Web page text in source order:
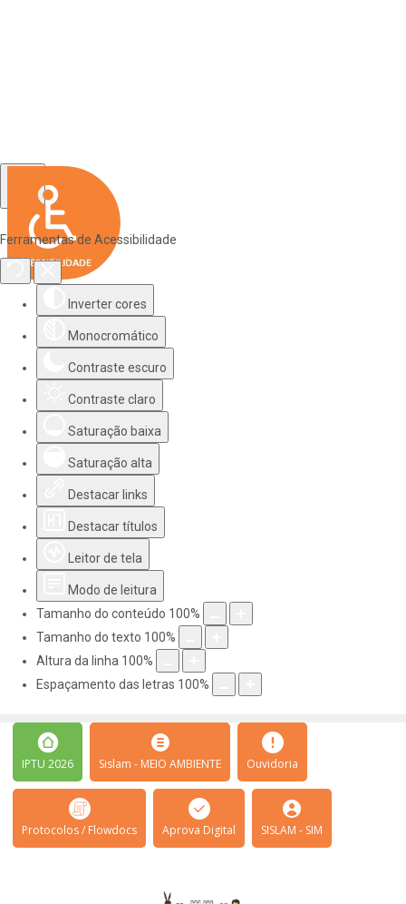
Ferramentas de Acessibilidade
Inverter cores
Monocromático
Contraste escuro
Contraste claro
Saturação baixa
Saturação alta
Destacar links
Destacar títulos
Leitor de tela
Modo de leitura
Tamanho do conteúdo 100%
Tamanho do texto 100%
Altura da linha 100%
Espaçamento das letras 100%
IPTU 2026 Sislam - MEIO AMBIENTE Ouvidoria
Protocolos / Flowdocs Aprova Digital SISLAM - SIM